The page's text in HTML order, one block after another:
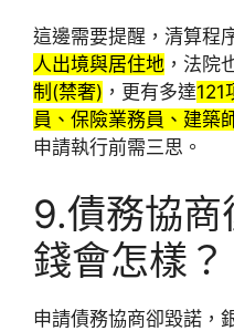
這邊需要提醒，清算程
人出境與居住地 ，法院
制(禁奢) ，更有多達121
員、保險業務員、建築
申請執行前需三思。
9.債務協
錢會怎樣？
申請債務協商卻毀諾，